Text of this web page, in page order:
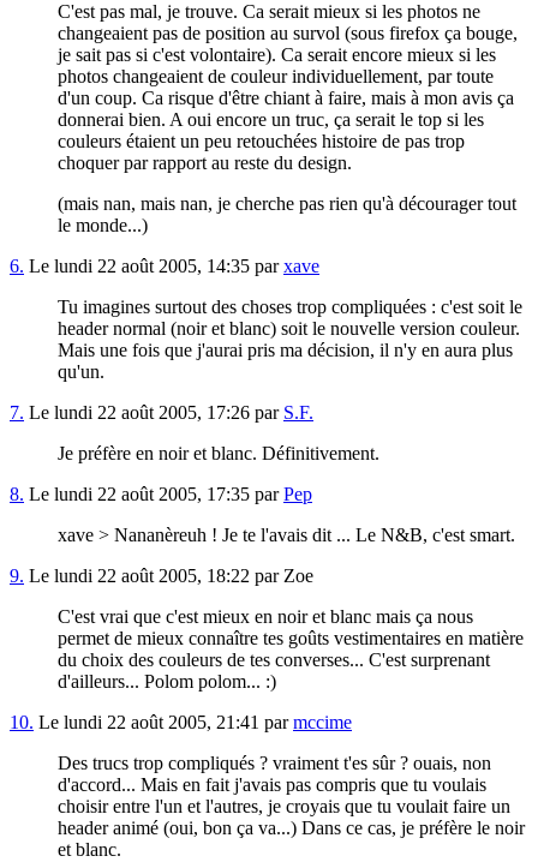
C'est pas mal, je trouve. Ca serait mieux si les photos ne
changeaient pas de position au survol (sous firefox ça bouge,
je sait pas si c'est volontaire). Ca serait encore mieux si les
photos changeaient de couleur individuellement, par toute
d'un coup. Ca risque d'être chiant à faire, mais à mon avis ça
donnerai bien. A oui encore un truc, ça serait le top si les
couleurs étaient un peu retouchées histoire de pas trop
choquer par rapport au reste du design.
(mais nan, mais nan, je cherche pas rien qu'à décourager tout
le monde...)
6. Le lundi 22 août 2005, 14:35 parxave
Tu imagines surtout des choses trop compliquées : c'est soit le
header normal (noir et blanc) soit le nouvelle version couleur.
Mais une fois que j'aurai pris ma décision, il n'y en aura plus
qu'un.
7. Le lundi 22 août 2005, 17:26 par S.F.
Je préfère en noir et blanc. Définitivement.
8. Le lundi 22 août 2005, 17:35 parPep
xave > Nananèreuh ! Je te l'avais dit ... Le N&B, c'est smart.
9. Le lundi 22 août 2005, 18:22 par Zoe
C'est vrai que c'est mieux en noir et blanc mais ça nous
permet de mieux connaître tes goûts vestimentaires en matière
du choix des couleurs de tes converses... C'est surprenant
d'ailleurs... Polom polom... :)
10. Le lundi 22 août 2005, 21:41 parmccime
Des trucs trop compliqués ? vraiment t'es sûr ? ouais, non
d'accord... Mais en fait j'avais pas compris que tu voulais
choisir entre l'un et l'autres, je croyais que tu voulait faire un
header animé (oui, bon ça va...) Dans ce cas, je préfère le noir
et blanc.